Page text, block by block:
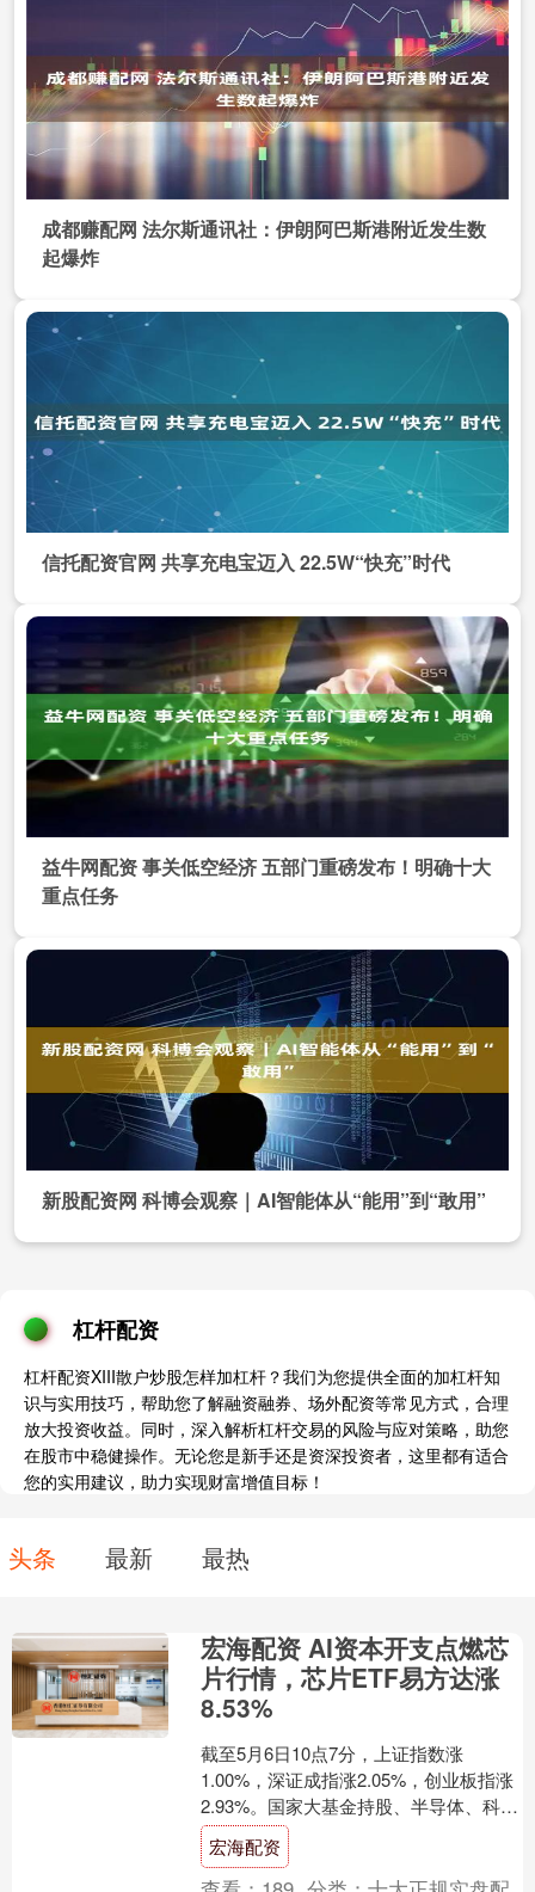
成都赚配网 法尔斯通讯社：伊朗阿巴斯港附近发生数
起爆炸
信托配资官网 共享充电宝迈入 22.5W“快充”时代
益牛网配资 事关低空经济 五部门重磅发布！明确十大
重点任务
新股配资网 科博会观察｜AI智能体从“能用”到“敢用”
杠杆配资
杠杆配资XIII散户炒股怎样加杠杆？我们为您提供全面的加杠杆知
识与实用技巧，帮助您了解融资融券、场外配资等常见方式，合理
放大投资收益。同时，深入解析杠杆交易的风险与应对策略，助您
在股市中稳健操作。无论您是新手还是资深投资者，这里都有适合
您的实用建议，助力实现财富增值目标！
头条 最新 最热
宏海配资 AI资本开支点燃芯
片行情，芯片ETF易方达涨
8.53%
截至5月6日10点7分，上证指数涨
1.00%，深证成指涨2.05%，创业板指涨
2.93%。国家大基金持股、半导体、科创
次新股等板块涨幅居前。 ETF方面，芯
片E....
宏海配资